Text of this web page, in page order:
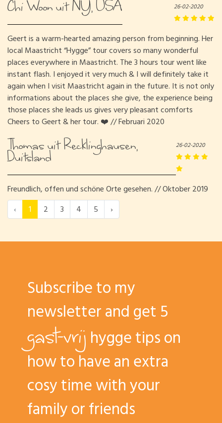
Chi Woon uit NY, USA 26-02-2020
Geert is a warm-hearted amazing person from beginning. Her
local Maastricht “Hygge” tour covers so many wonderful
places everywhere in Maastricht. The 3 hours tour went like
instant flash. I enjoyed it very much & I will definitely take it
again when I visit Maastricht again in the future. It is not only
informations about the places she give, the experience being
those places she leads us gives very pleasant comforts
Cheers to Geert & her tour. ❤️ // Februari 2020
Thomas uit Recklinghausen,
Duitsland
26-02-2020
Freundlich, offen und schöne Orte gesehen. // Oktober 2019
‹
1 2 3 4 5 ›
Subscribe to my
newsletter and get 5
gast-vrij hygge tips on
how to have an extra
cosy time with your
family or friends